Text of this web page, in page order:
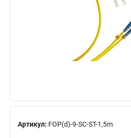
Артикул: FOP(d)-9-SC-ST-1,5m